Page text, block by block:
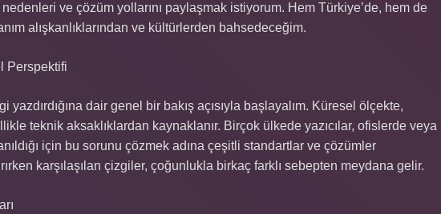
ve çözüm yollarını paylaşmak istiyorum. Hem Türkiye’de, hem de
alışkanlıklarından ve kültürlerden bahsedeceğim.
Perspektifi
yazdırdığına dair genel bir bakış açısıyla başlayalım. Küresel ölçekte,
teknik aksaklıklardan kaynaklanır. Birçok ülkede yazıcılar, ofislerde veya
için bu sorunu çözmek adına çeşitli standartlar ve çözümler
karşılaşılan çizgiler, çoğunlukla birkaç farklı sebepten meydana gelir.